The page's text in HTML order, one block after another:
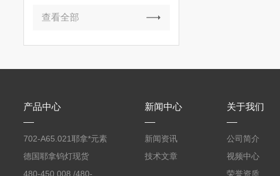
查看全部
产品中心
702-A65.021耶拿*元素
分析仪反应罐
德国耶拿钨灯现货
480-450.008 /480-
新闻中心
新闻资讯
技术文章
关于我们
公司简介
视频中心
荣誉资质